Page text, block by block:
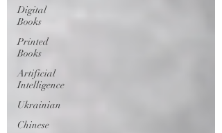
Digital
Books
Printed
Books
Artificial
Intelligence
Ukrainian
Chinese